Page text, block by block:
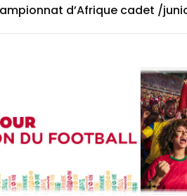
de la CAN féminine Maroc 2026